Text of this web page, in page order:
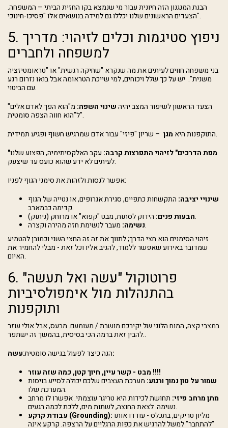
הבנת המנגנון הזה חיונית עבור מי שנמצא בקו החזית הביתי – המשפחה.
הצעדים הראשונים שלנו יכללו גם למידה בנושאים אלו "פסיכו-חינוכי".
5. ניפוץ סטיגמות וכלים לזיהוי: מדריך
למשפחה ולחברים
בני משפחה חווים לעיתים את מה שנקרא "שחיקה רגשית" או "טראומטיזציה
משנית". יש על כך שלל ויכוחים, למי שייכת הטראומה אבל בואו נזרום רגע
עם הביטוי.
הצעד הראשון לשיפור המצב יהיהשינוי השפה: מ"הוא הפך לאדם אלים"
ל"הוא חווה הצפה סומטית".
התוקפנות היא מגן
– שריון "פיזי" עבור אדם שמרגיש חשוף ופגיע תמידית.
"מפת הדרכים" לזיהוי התפרצות קרבה: עקב האלקסיתימיה, הפצוע שלנו
לעיתים לא ידע שהוא כועס עד שיצעק.
אפשר לנסות ולזהות את סימני הגוף לפניו:
שינויי יציבה: התקשחות כתפיים, סגירת אגרופים, או נטייה של הגוף
קדימה כבמארב.
הבעות פנים:הידוק לסתות, מבט "קפוא" או מרוחק (ניתוק).
נשימה:מעבר לנשימת חזה מהירה וקצרה.
זיהוי הסימנים הוא חצי הדרך; לתווך את זה זה החצי השני וכמובן להטמיע
שמדובר באירוע שאפשר ללמוד, להגיב אליו וכל זאת - מבלי להחמיר את
האיום.
6. פרוטוקול "עשה ואל תעשה"
בהתנהלות מול אימפולסיביות
ותוקפנות
במצבי קצה, המוח הלוגי של יקירכם מושבת / מעומעם. מבעס, אבל אולי עוזר
להבין זאת ברמה הכי בסיסית, בהמשך זה ישתפר..
הנה כיצד לפעול בגישה סומטית:עשה:
מבט - קשר עיין, חיוך קטן, כמה שזה עוזר !!!!
שמור על טון נמוך ורגוע: מערכת העצבים שלכם יכולה לסייע בויסות
המערכת שלו.
מתן מרחב פיזי: תחושת לכידות היא טריגר עוצמתי. אפשרו לו מרחב
נשימה. לצאת החוצה, לשתות מים, ללכת לכמה רגעים.
עבודת קרקע (Grounding):
"להתחבר" למשל להרגיש את כפות הרגליים על הרצפה. קרקע אינה